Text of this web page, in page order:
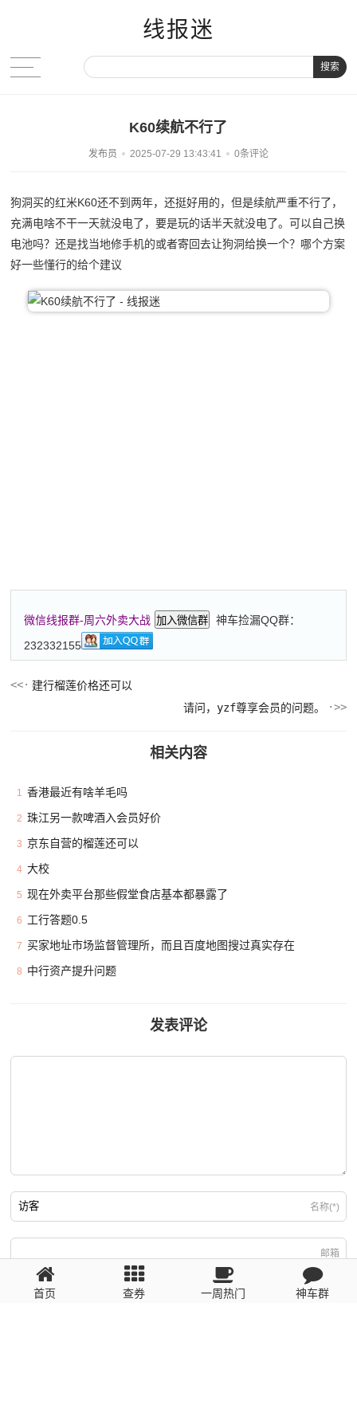
线报迷
搜索
K60续航不行了
发布员 2025-07-29 13:43:41 0条评论
狗洞买的红米K60还不到两年，还挺好用的，但是续航严重不行了，
充满电啥不干一天就没电了，要是玩的话半天就没电了。可以自己换
电池吗？还是找当地修手机的或者寄回去让狗洞给换一个？哪个方案
好一些懂行的给个建议
微信线报群-周六外卖大战 加入微信群
神车捡漏QQ群：
232332155
建行榴莲价格还可以
请问，yzf尊享会员的问题。
相关内容
1 香港最近有啥羊毛吗
2 珠江另一款啤酒入会员好价
3 京东自营的榴莲还可以
4 大校
5 现在外卖平台那些假堂食店基本都暴露了
6 工行答题0.5
7 买家地址市场监督管理所，而且百度地图搜过真实存在
8 中行资产提升问题
发表评论
名称(*)
邮箱
回复需填写必要信息
首页 查券 一周热门 神车群